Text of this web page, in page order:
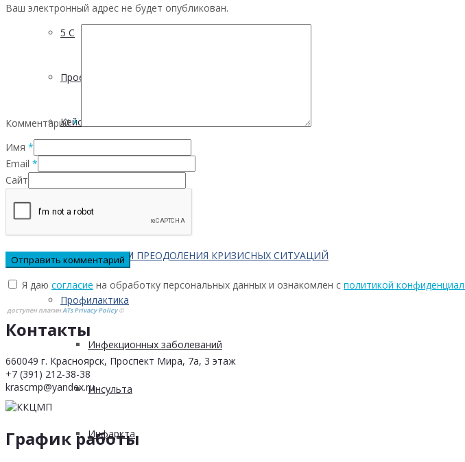
5 С
Проектная деятельность
Кейсы
Населению
ПО ВОПРОСАМ ПРЕОДОЛЕНИЯ КРИЗИСНЫХ СИТУАЦИЙ
Профилактика
Инфекционных заболеваний
Инсульта
Инфаркта
Ваш электронный адрес не будет опубликован.
Комментарий*
Имя *
Email *
Сайт
Я даю согласие на обработку персональных данных и ознакомлен с политикой
доступен плагинATs Privacy Policy©
Контакты
660049 г. Красноярск, Проспект Мира, 7а, 3 этаж
+7 (391) 212-38-38
krascmp@yandex.ru
График работы